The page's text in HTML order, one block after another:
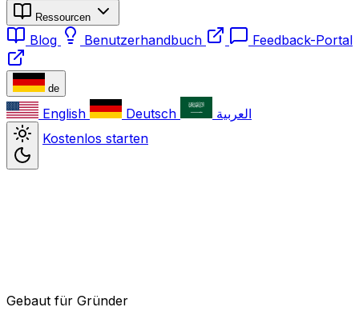
Ressourcen
Blog Benutzerhandbuch Feedback-Portal
de
English Deutsch
العربية
Kostenlos starten
Gebaut für Gründer